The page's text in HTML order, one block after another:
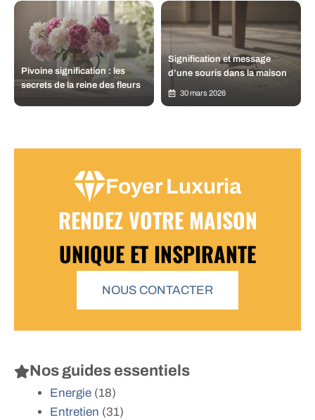
Pivoine signification : les
secrets de la reine des fleurs
Signification et message
d’une souris dans la maison
30 mars 2026
Foyer Luxuria
RENDEZ VOTRE MAISON
UNIQUE ET INSPIRANTE
NOUS CONTACTER
Nos guides essentiels
Energie (18)
Entretien (31)